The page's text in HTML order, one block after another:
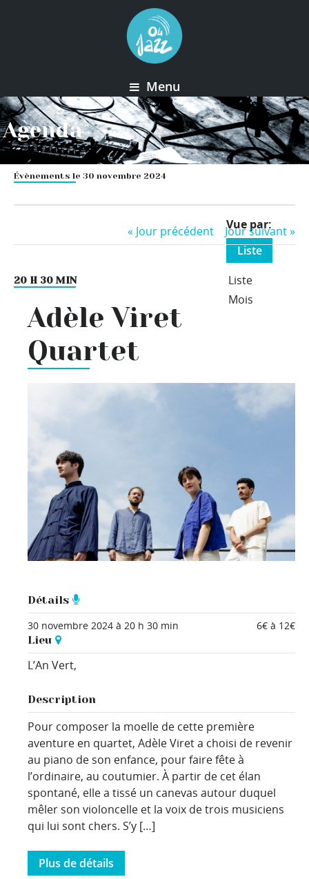
Menu
Agenda
Évènements le 30 novembre 2024
Event
Views
Navigation
Vue par
Liste
Liste
Mois
« Jour précédent Jour suivant»
20 H 30 MIN
Adèle Viret
Quartet
Détails
30 novembre 2024 à 20 h 30 min
6€ à 12€
Lieu
L’An Vert,
Description
Pour composer la moelle de cette première
aventure en quartet, Adèle Viret a choisi de revenir
au piano de son enfance, pour faire fête à
l’ordinaire, au coutumier. À partir de cet élan
spontané, elle a tissé un canevas autour duquel
mêler son violoncelle et la voix de trois musiciens
qui lui sont chers. S’y […]
Plus de détails